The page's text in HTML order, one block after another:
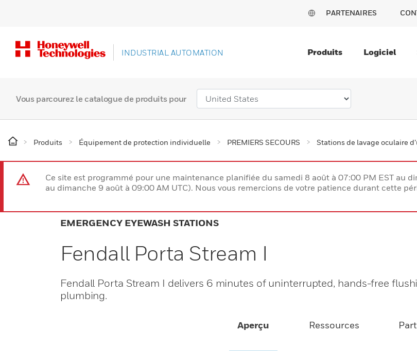
PARTENAIRES
INDUSTRIAL AUTOMATION Produits Logiciel
Vous parcourez le catalogue de produits pour
Produits Équipement de protection individuelle PREMIERS SECOURS Stations de lavage oculaire
Ce site est programmé pour une maintenance planifiée du samedi 8 août à 07:00 PM EST au
au dimanche 9 août à 09:00 AM UTC). Nous vous remercions de votre patience durant cette
EMERGENCY EYEWASH STATIONS
Fendall Porta Stream I
Fendall Porta Stream I delivers 6 minutes of uninterrupted, hands-free
plumbing.
Aperçu Ressources